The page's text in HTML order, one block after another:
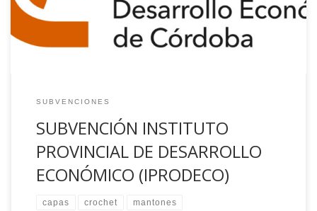
AUTOSACRAMENTAL DE LOS REYES MAGOS” por un importe
de SEIS […]
SUBVENCIONES
SUBVENCIÓN INSTITUTO
PROVINCIAL DE DESARROLLO
ECONÓMICO (IPRODECO)
capas crochet mantones